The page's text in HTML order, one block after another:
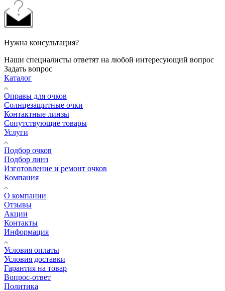
Нужна консультация?
Наши специалисты ответят на любой интересующий вопрос
Задать вопрос
Каталог
Оправы для очков
Солнцезащитные очки
Контактные линзы
Сопутствующие товары
Услуги
Подбор очков
Подбор линз
Изготовление и ремонт очков
Компания
О компании
Отзывы
Акции
Контакты
Информация
Условия оплаты
Условия доставки
Гарантия на товар
Вопрос-ответ
Политика